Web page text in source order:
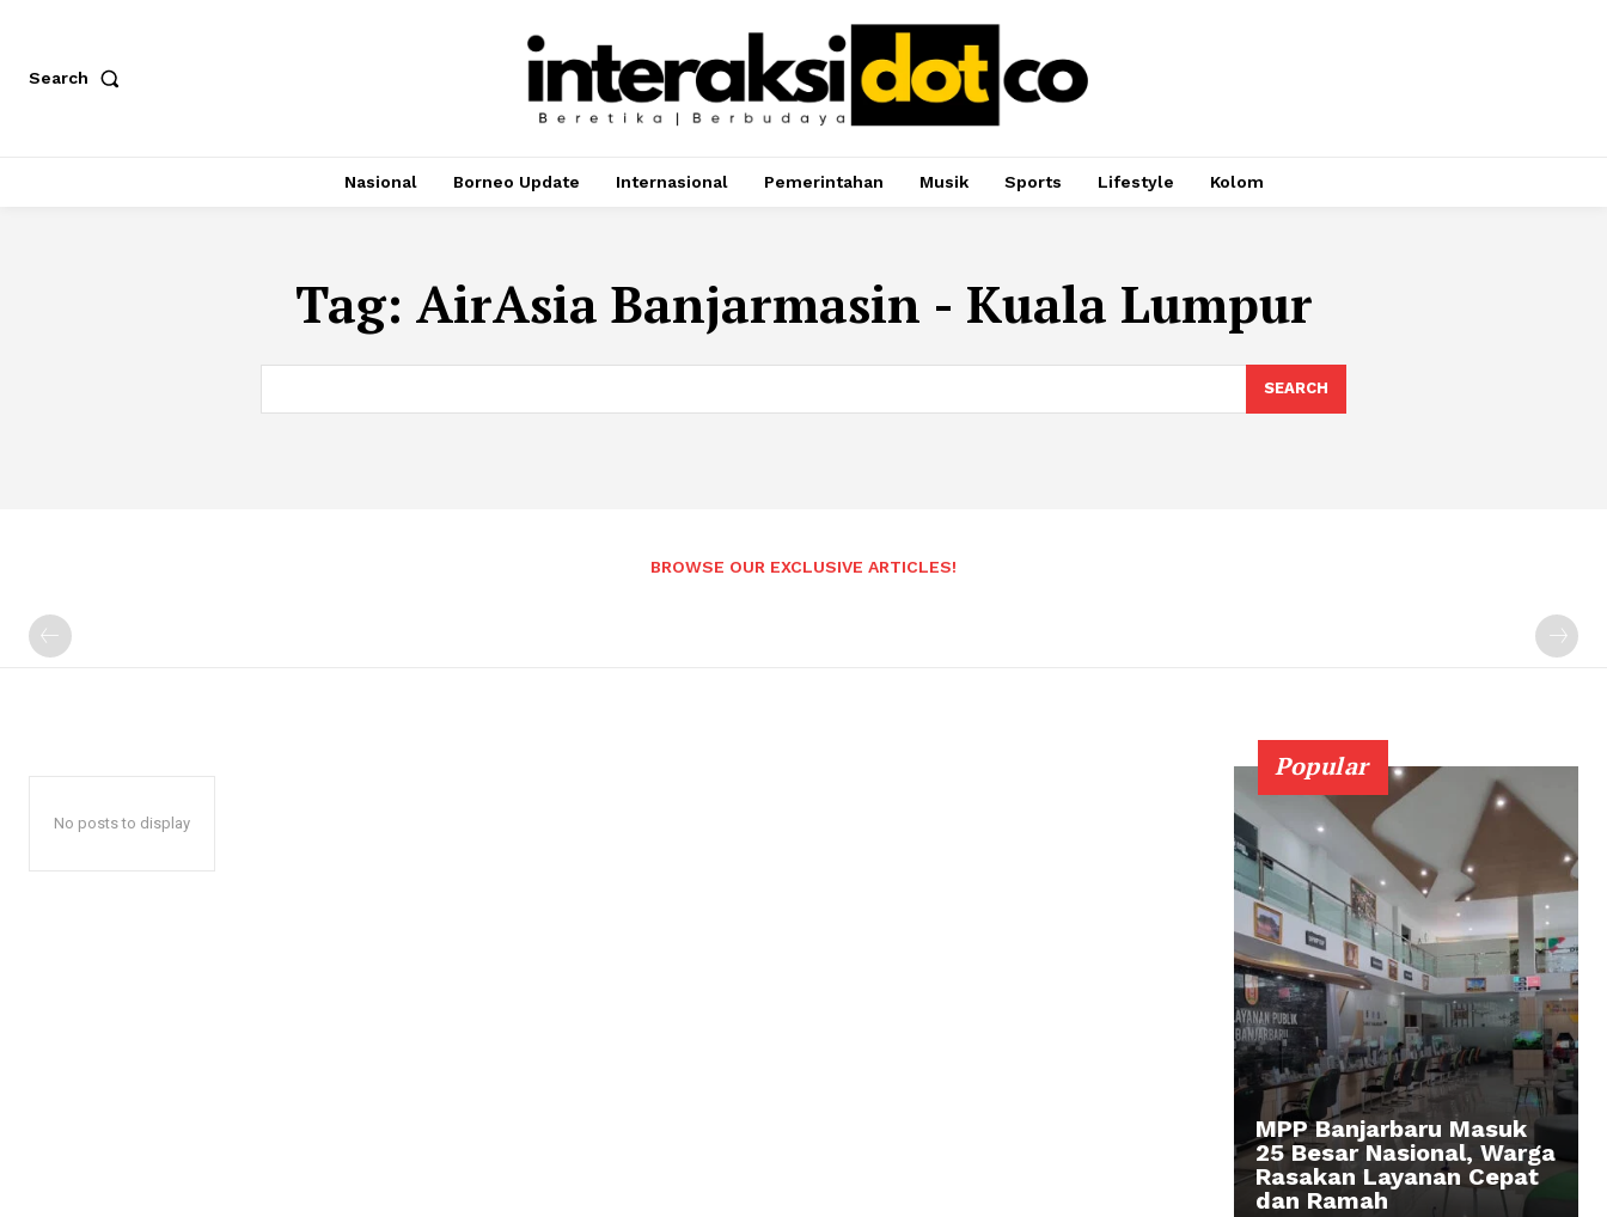
Search
Nasional Borneo Update Internasional Pemerintahan Musik Sports Lifestyle Kolom
Tag: AirAsia Banjarmasin - Kuala Lumpur
SEARCH
BROWSE OUR EXCLUSIVE ARTICLES!
No posts to display
Popular
MPP Banjarbaru Masuk
25 Besar Nasional, Warga
Rasakan Layanan Cepat
dan Ramah